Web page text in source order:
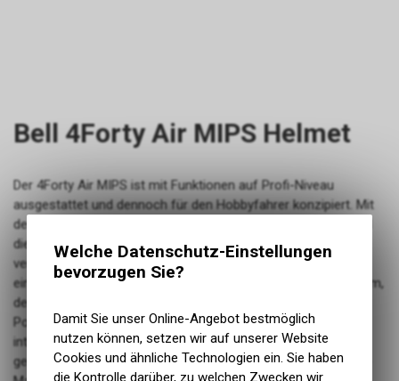
Bell 4Forty Air MIPS Helmet
Der 4Forty Air MIPS ist mit Funktionen auf Profi-Niveau
ausgestattet und dennoch für den Hobbyfahrer konzipiert. Mit
dem schlanken Helmdesign und dem 3-Positionen-Visier sind
die Vorteile nicht nur sichtbar, sondern auch funktionell:
verbesserte Belüftung, effektives Schweissmanagement und
eine bessere Kompatibilität mit Brillen. Unser Float Fit™-System,
der integrierte Sweat Guide™ und die antimikrobielle Ionic+
Polsterung sorgen für ganztägigen Komfort, während das
integrierte MIPS dafür sorgt, dass du unter allen Bedingungen
geschützt bist. Upgrades wie Brillenöffnungen, eine Fidlock®-
Welche Datenschutz-Einstellungen
bevorzugen Sie?
Damit Sie unser Online-Angebot bestmöglich
nutzen können, setzen wir auf unserer Website
Cookies und ähnliche Technologien ein. Sie haben
die Kontrolle darüber, zu welchen Zwecken wir